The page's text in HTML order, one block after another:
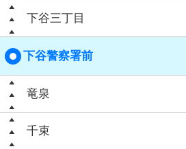
下谷三丁目
下谷警察署前
竜泉
千束